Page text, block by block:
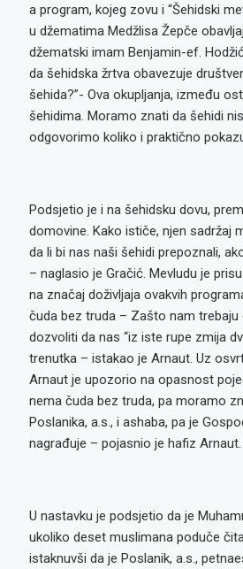
a program, kojeg zovu i “Šehidski
u džematima Medžlisa Žepče
džematski imam Benjamin-ef.
da šehidska žrtva obavezuje
šehida?”- Ova okupljanja, između
šehidima. Moramo znati da šehidi
odgovorimo koliko i praktično
Podsjetio je i na šehidsku dovu,
domovine. Kako ističe, njen sadržaj
da li bi nas naši šehidi prepoznali,
– naglasio je Gračić. Mevludu je
na značaj doživljaja ovakvih
čuda bez truda – Zašto nam
dozvoliti da nas “iz iste rupe zmija
trenutka – istakao je Arnaut. Uz
Arnaut je upozorio na opasnost
nema čuda bez truda, pa moramo
Poslanika, a.s., i ashaba, pa je
nagrađuje – pojasnio je hafiz Arnaut.
U nastavku je podsjetio da je
ukoliko deset muslimana poduče
istaknuvši da je Poslanik, a.s.,